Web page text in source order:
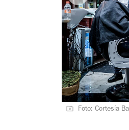
Foto: Cortesía